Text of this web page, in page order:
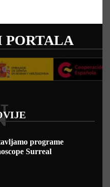
PORTALA
programe
Surreal